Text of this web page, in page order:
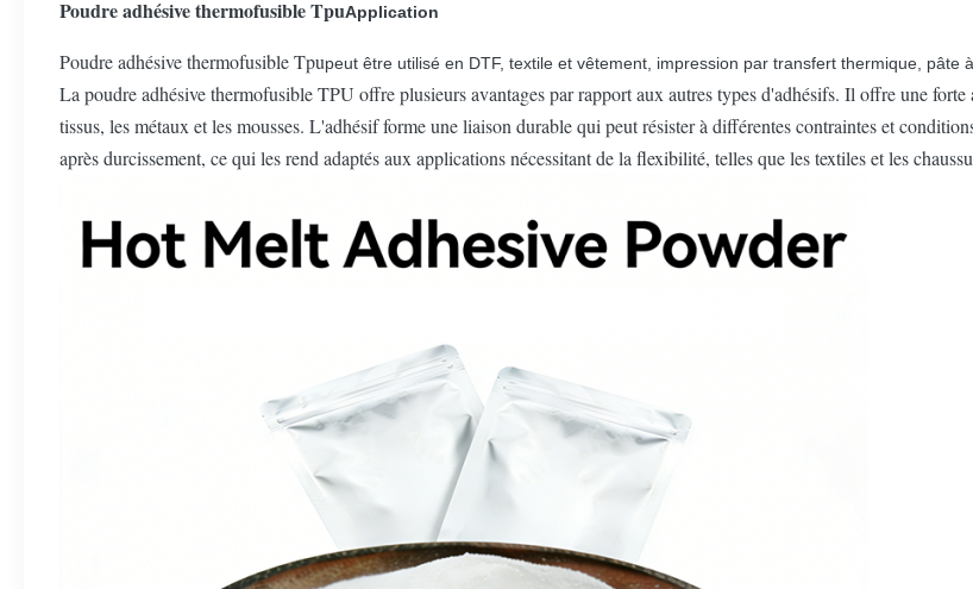
Poudre adhésive thermofusible TpuApplication
Poudre adhésive thermofusible Tpupeut être utilisé en DTF, textile et vêtement, impression par transfert thermique, pâte
La poudre adhésive thermofusible TPU offre plusieurs avantages par rapport aux autres types d'adhésifs. Il offre une
tissus, les métaux et les mousses. L'adhésif forme une liaison durable qui peut résister à différentes contraintes et
après durcissement, ce qui les rend adaptés aux applications nécessitant de la flexibilité, telles que les textiles et les